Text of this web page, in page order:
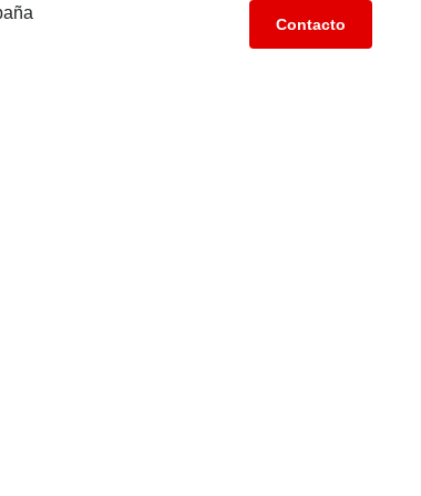
Contacto